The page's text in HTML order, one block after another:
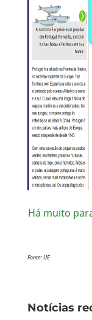
Há muito
Fonte: UE
Notícias